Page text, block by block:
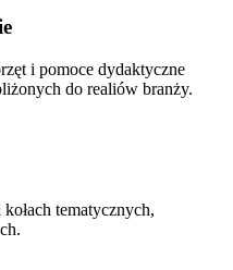
i pomoce dydaktyczne
do realiów branży.
tematycznych,